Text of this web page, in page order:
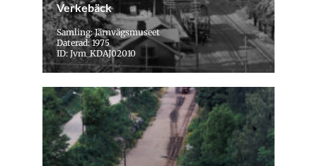
Verkebäck
Samling: Järnvägsmuseet
Daterad: 1975
ID: Jvm_KDAJ02010